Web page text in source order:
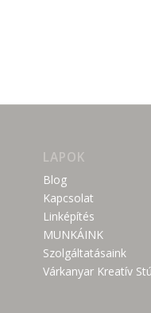
LAPOK
Blog
Kapcsolat
Linképítés
MUNKÁINK
Szolgáltatásaink
Várkanyar Kreatív